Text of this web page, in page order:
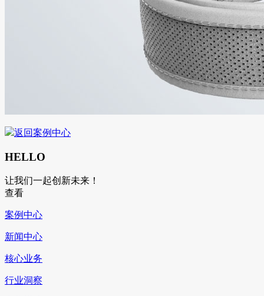
返回案例中心
HELLO
让我们一起创新未来！
查看
案例中心
新闻中心
核心业务
行业洞察